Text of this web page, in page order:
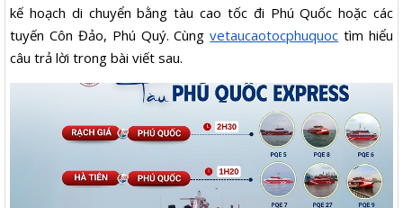
kế hoạch di chuyển bằng tàu cao tốc đi Phú Quốc hoặc các
tuyến Côn Đảo, Phú Quý. Cùngvetaucaotocphuquoc tìm hiểu
câu trả lời trong bài viết sau.